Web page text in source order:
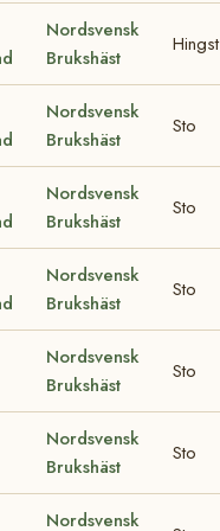
Nordsvensk
Brukshäst
Hingst
Nordsvensk
Brukshäst
Sto
Nordsvensk
Brukshäst
Sto
Nordsvensk
Brukshäst
Sto
Nordsvensk
Brukshäst
Sto
Nordsvensk
Brukshäst
Sto
Nordsvensk